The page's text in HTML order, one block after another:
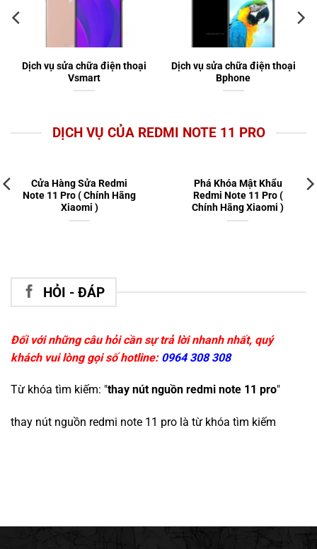
Dịch vụ sửa chữa điện thoại
Vsmart
Dịch vụ sửa chữa điện thoại
Bphone
DỊCH VỤ CỦA REDMI NOTE 11 PRO
Cửa Hàng Sửa Redmi
Note 11 Pro ( Chính Hãng
Xiaomi )
Phá Khóa Mật Khẩu
Redmi Note 11 Pro (
Chính Hãng Xiaomi )
HỎI - ĐÁP
Đối với những câu hỏi cần sự trả lời nhanh nhất, quý
khách vui lòng gọi số hotline: 0964 308 308
Từ khóa tìm kiếm: "thay nút nguồn redmi note 11 pro"
thay nút nguồn redmi note 11 pro là từ khóa tìm kiếm